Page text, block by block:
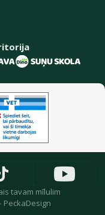
tavam mīlulim
PeckaDesign